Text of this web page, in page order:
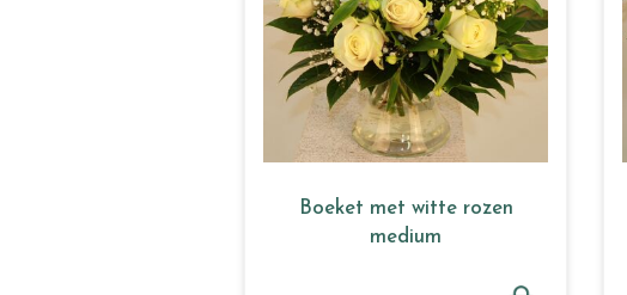
Boeket met witte rozen
medium